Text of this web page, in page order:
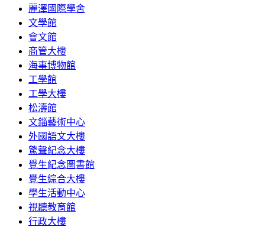
麗澤國際學舍
文學館
會文館
商管大樓
海事博物館
工學館
工學大樓
松濤館
文錙藝術中心
外國語文大樓
驚聲紀念大樓
覺生紀念圖書館
覺生綜合大樓
學生活動中心
視聽教育館
行政大樓